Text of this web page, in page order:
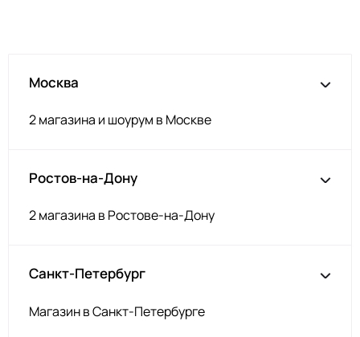
Москва
2 магазина и шоурум в Москве
Ростов-на-Дону
2 магазина в Ростове-на-Дону
Санкт-Петербург
Магазин в Санкт-Петербурге